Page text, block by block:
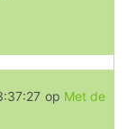
op Met de